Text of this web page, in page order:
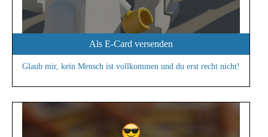
Als E-Card versenden
Glaub mir, kein Mensch ist vollkommen und du erst recht nicht!